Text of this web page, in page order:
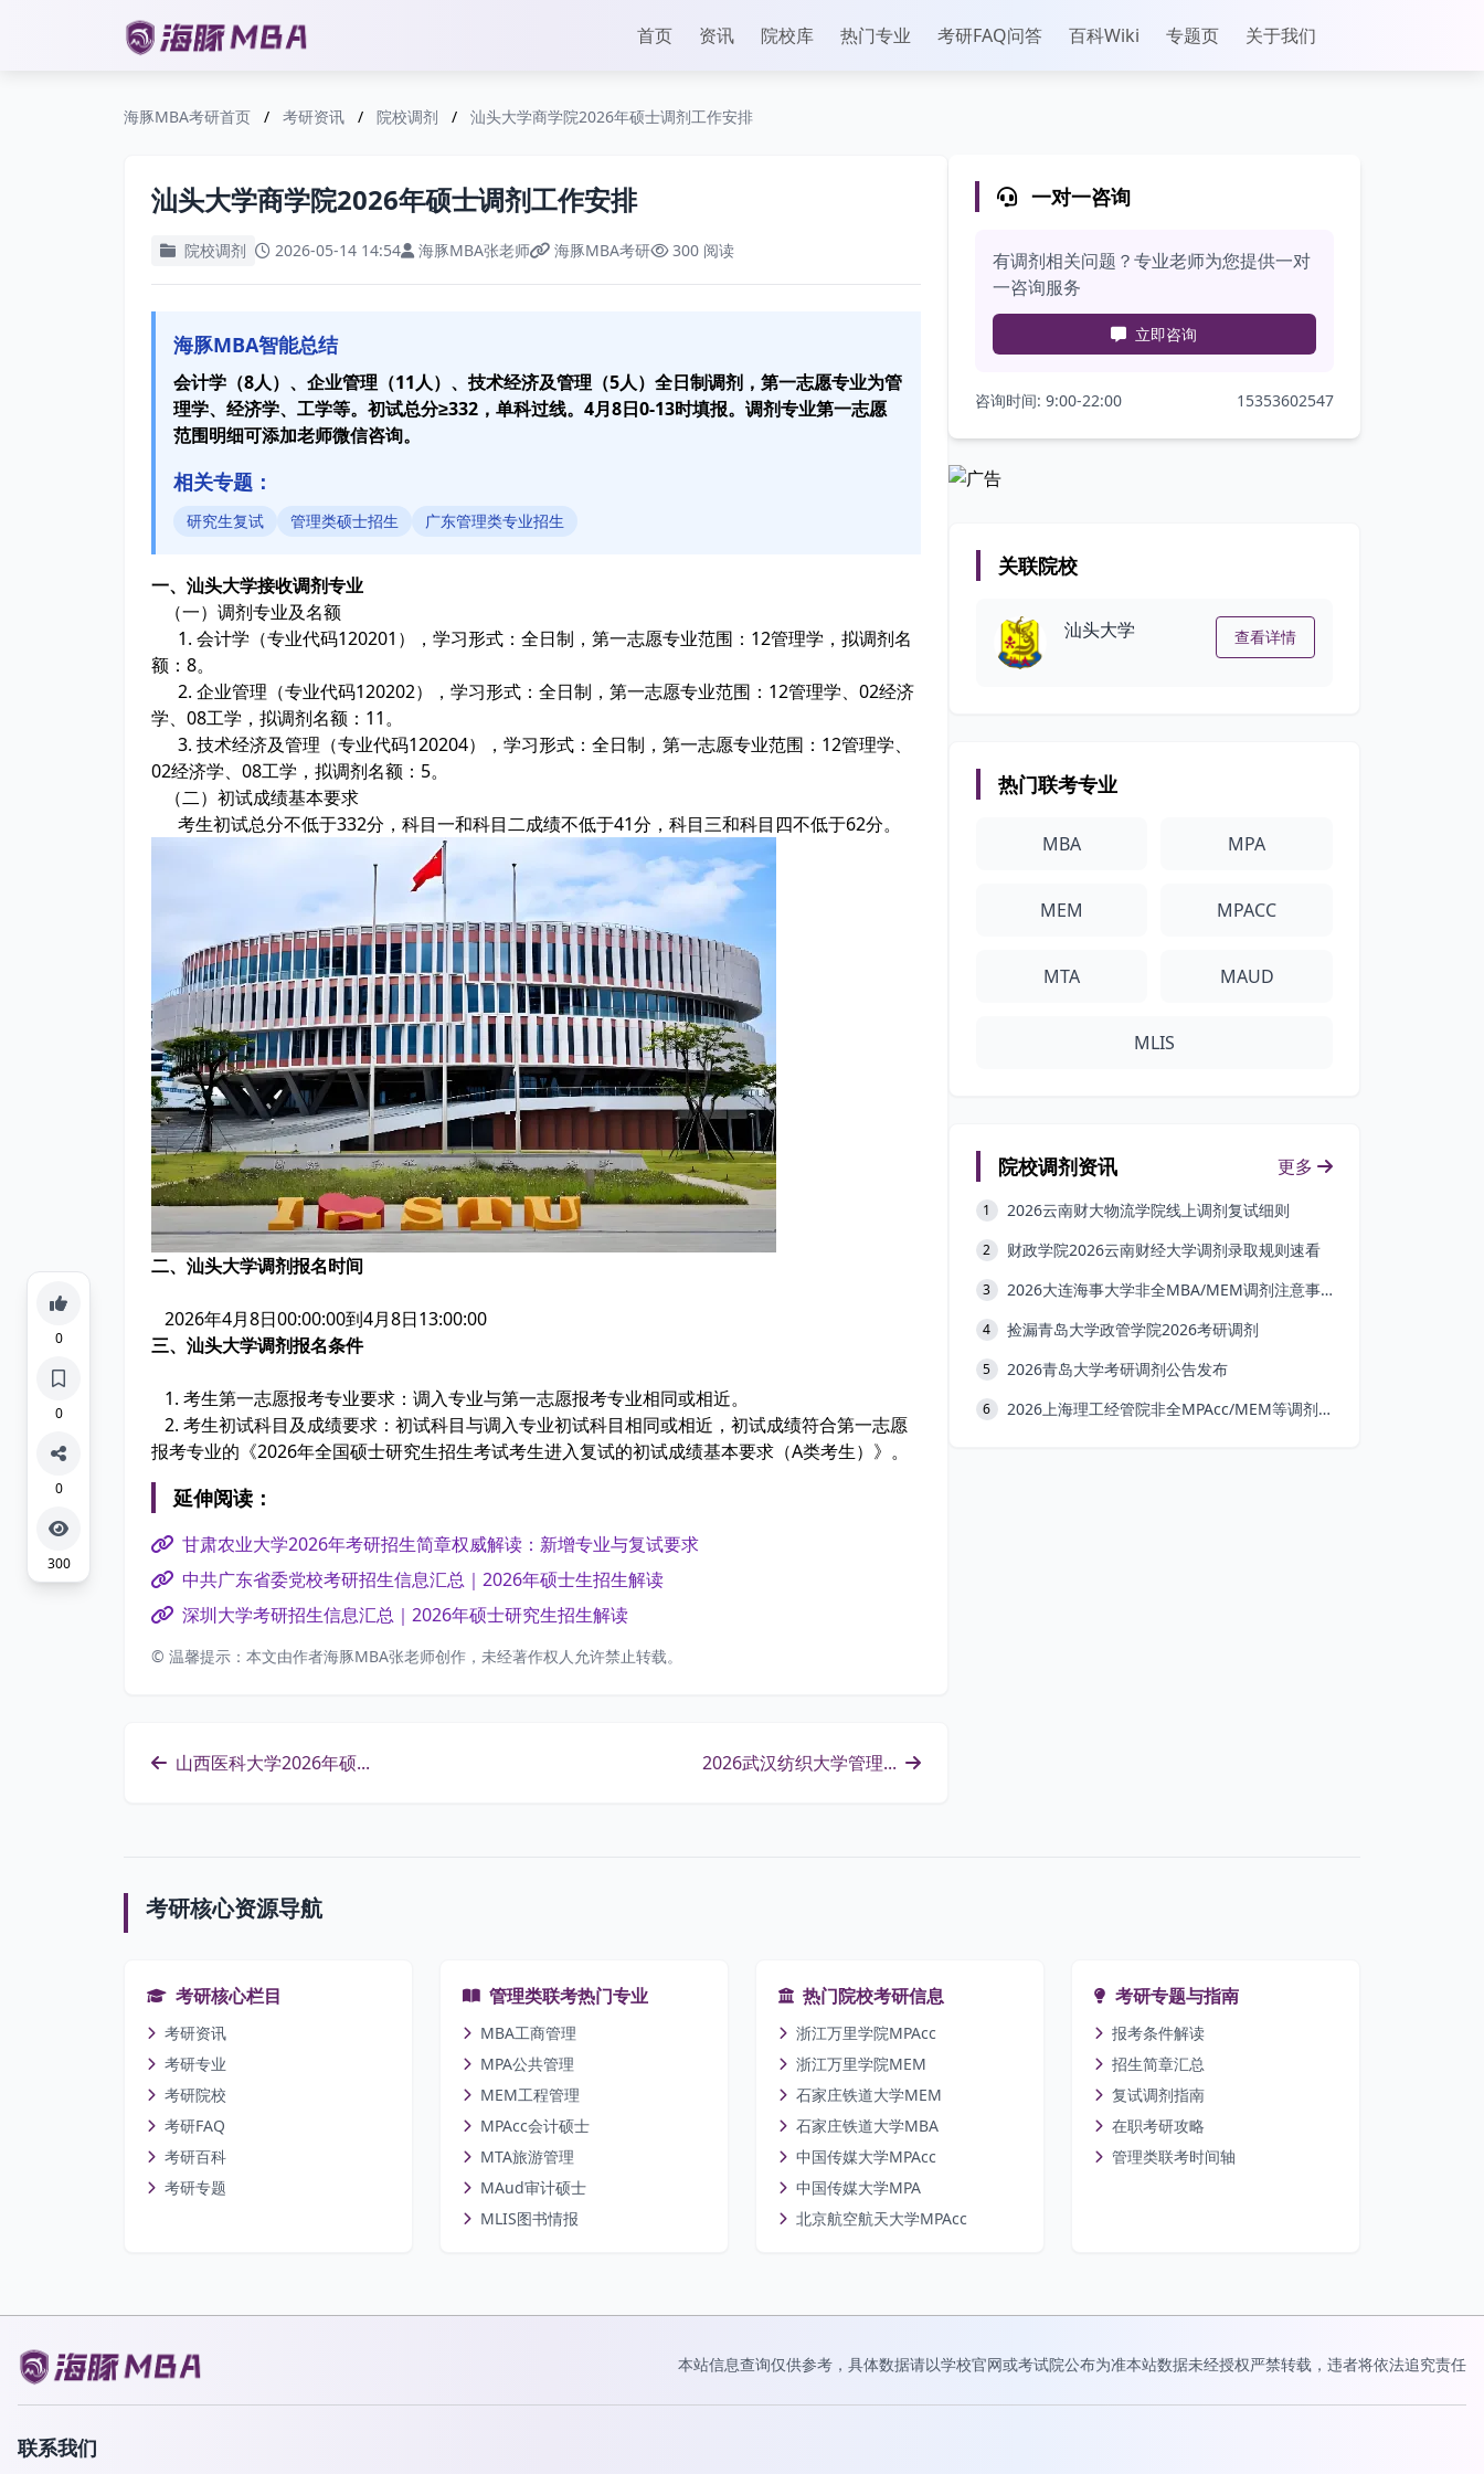
首页 资讯 院校库 热门专业 考研FAQ问答 百科Wiki 专题页 关于我们
海豚MBA考研首页 / 考研资讯 / 院校调剂 / 汕头大学商学院2026年硕士调剂工作安排
汕头大学商学院2026年硕士调剂工作安排
院校调剂 2026-05-14 14:54 海豚MBA张老师 海豚MBA考研 300 阅读
海豚MBA智能总结
会计学（8人）、企业管理（11人）、技术经济及管理（5人）全日制调剂，第一志愿专业为管
理学、经济学、工学等。初试总分≥332，单科过线。4月8日0-13时填报。调剂专业第一志愿
范围明细可添加老师微信咨询。
相关专题：
研究生复试 管理类硕士招生 广东管理类专业招生
一、汕头大学接收调剂专业
（一）调剂专业及名额
1. 会计学（专业代码120201），学习形式：全日制，第一志愿专业范围：12管理学，拟调剂名
额：8。
2. 企业管理（专业代码120202），学习形式：全日制，第一志愿专业范围：12管理学、02经济
学、08工学，拟调剂名额：11。
3. 技术经济及管理（专业代码120204），学习形式：全日制，第一志愿专业范围：12管理学、
02经济学、08工学，拟调剂名额：5。
（二）初试成绩基本要求
考生初试总分不低于332分，科目一和科目二成绩不低于41分，科目三和科目四不低于62分。
二、汕头大学调剂报名时间
2026年4月8日00:00:00到4月8日13:00:00
三、汕头大学调剂报名条件
1. 考生第一志愿报考专业要求：调入专业与第一志愿报考专业相同或相近。
2. 考生初试科目及成绩要求：初试科目与调入专业初试科目相同或相近，初试成绩符合第一志愿
报考专业的《2026年全国硕士研究生招生考试考生进入复试的初试成绩基本要求（A类考生）》。
延伸阅读：
甘肃农业大学2026年考研招生简章权威解读：新增专业与复试要求
中共广东省委党校考研招生信息汇总｜2026年硕士生招生解读
深圳大学考研招生信息汇总｜2026年硕士研究生招生解读
© 温馨提示：本文由作者海豚MBA张老师创作，未经著作权人允许禁止转载。
山西医科大学2026年硕... 2026武汉纺织大学管理...
一对一咨询
有调剂相关问题？专业老师为您提供一对
一咨询服务
立即咨询
咨询时间: 9:00-22:00 15353602547
关联院校
汕头大学 查看详情
热门联考专业
MBA MPA
MEM MPACC
MTA MAUD
MLIS
院校调剂资讯 更多
1 2026云南财大物流学院线上调剂复试细则
2 财政学院2026云南财经大学调剂录取规则速看
3 2026大连海事大学非全MBA/MEM调剂注意事项
4 捡漏青岛大学政管学院2026考研调剂
5 2026青岛大学考研调剂公告发布
6 2026上海理工经管院非全MPAcc/MEM等调剂条件
考研核心资源导航
考研核心栏目
考研资讯
考研专业
考研院校
考研FAQ
考研百科
考研专题
管理类联考热门专业
MBA工商管理
MPA公共管理
MEM工程管理
MPAcc会计硕士
MTA旅游管理
MAud审计硕士
MLIS图书情报
热门院校考研信息
浙江万里学院MPAcc
浙江万里学院MEM
石家庄铁道大学MEM
石家庄铁道大学MBA
中国传媒大学MPAcc
中国传媒大学MPA
北京航空航天大学MPAcc
考研专题与指南
报考条件解读
招生简章汇总
复试调剂指南
在职考研攻略
管理类联考时间轴
0
0
0
300
本站信息查询仅供参考，具体数据请以学校官网或考试院公布为准本站数据未经授权严禁转载，违者将依法追究责任
联系我们